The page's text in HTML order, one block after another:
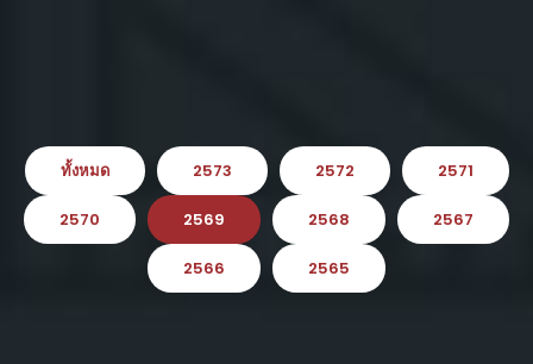
ทั้งหมด 2573 2572 2571
2570 2569 2568 2567
2566 2565